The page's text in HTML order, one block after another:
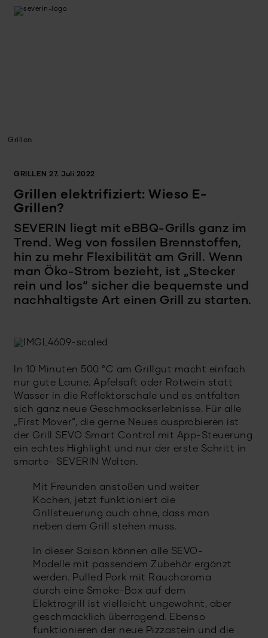
Grillen
GRILLEN 27. Juli 2022
Grillen elektrifiziert: Wieso E-
Grillen?
SEVERIN liegt mit eBBQ-Grills ganz im
Trend. Weg von fossilen Brennstoffen,
hin zu mehr Flexibilität am Grill. Wenn
man Öko-Strom bezieht, ist „Stecker
rein und los“ sicher die bequemste und
nachhaltigste Art einen Grill zu starten.
In 10 Minuten 500 °C am Grillgut macht einfach
nur gute Laune. Apfelsaft oder Rotwein statt
Wasser in die Reflektorschale und es entfalten
sich ganz neue Geschmackserlebnisse. Für alle
„First Mover“, die gerne Neues ausprobieren ist
der Grill SEVO Smart Control mit App-Steuerung
ein echtes Highlight und nur der erste Schritt in
smarte- SEVERIN Welten.
Mit Freunden anstoßen und weiter
Kochen, jetzt funktioniert die
Grillsteuerung auch ohne, dass man
neben dem Grill stehen muss.
In dieser Saison können alle SEVO-
Modelle mit passendem Zubehör ergänzt
werden. Pulled Pork mit Raucharoma
durch eine Smoke-Box auf dem
Elektrogrill ist vielleicht ungewohnt, aber
geschmacklich überragend. Ebenso
funktionieren der neue Pizzastein und die